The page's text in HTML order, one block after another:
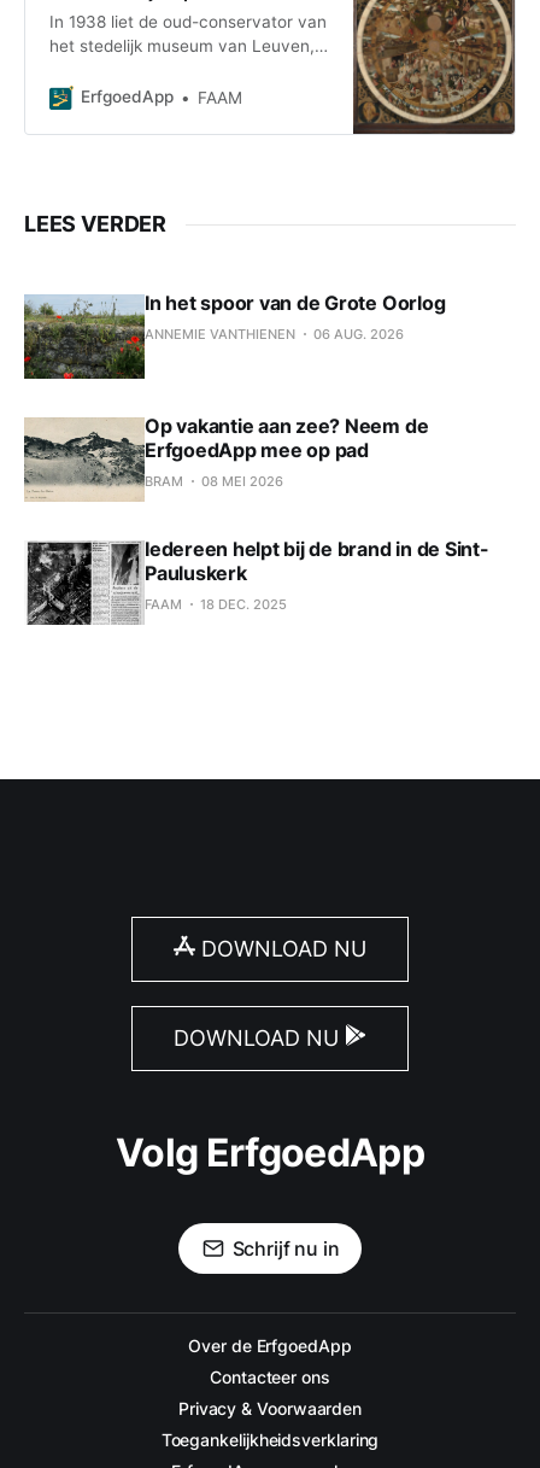
In 1938 liet de oud-conservator van
het stedelijk museum van Leuven,
kunstverzameling na aan het
was een eikenhouten beschilderd
dagen en maanden voorgesteld,
maar evengoed de 12 tekens van
ErfgoedApp FAAM
LEES VERDER
In het spoor van de Grote Oorlog
ANNEMIE VANTHIENEN 06 AUG. 2026
Op vakantie aan zee? Neem de
ErfgoedApp mee op pad
BRAM 08 MEI 2026
Iedereen helpt bij de brand in de Sint-
Pauluskerk
FAAM 18 DEC. 2025
DOWNLOAD NU
DOWNLOAD NU
Volg ErfgoedApp
Schrijf nu in
Over de ErfgoedApp
Contacteer ons
Privacy & Voorwaarden
Toegankelijkheidsverklaring